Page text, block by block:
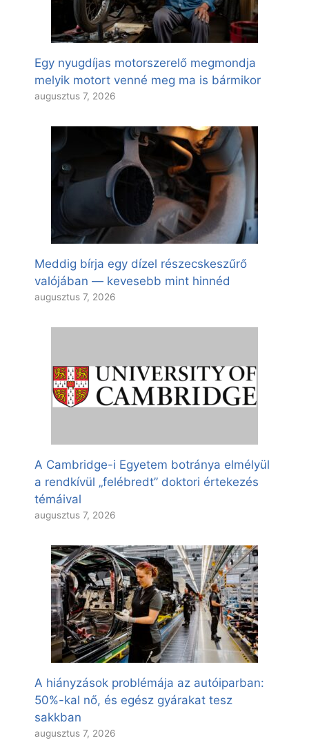
Egy nyugdíjas motorszerelő megmondja
melyik motort venné meg ma is bármikor
augusztus 7, 2026
Meddig bírja egy dízel részecskeszűrő
valójában — kevesebb mint hinnéd
augusztus 7, 2026
A Cambridge-i Egyetem botránya elmélyül
a rendkívül „felébredt” doktori értekezés
témáival
augusztus 7, 2026
A hiányzások problémája az autóiparban:
50%-kal nő, és egész gyárakat tesz
sakkban
augusztus 7, 2026